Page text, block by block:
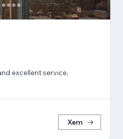
excellent service,
Xem